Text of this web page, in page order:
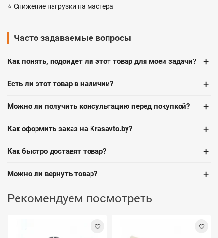
⭐️ Снижение нагрузки на мастера
Часто задаваемые вопросы
Как понять, подойдёт ли этот товар для моей задачи? +
Есть ли этот товар в наличии? +
Можно ли получить консультацию перед покупкой? +
Как оформить заказ на Krasavto.by? +
Как быстро доставят товар? +
Можно ли вернуть товар? +
Рекомендуем посмотреть